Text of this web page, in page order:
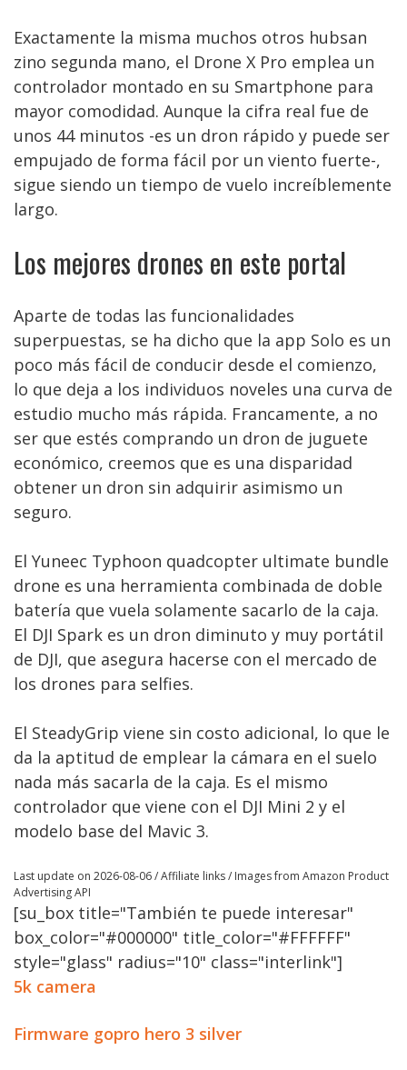
Exactamente la misma muchos otros hubsan
zino segunda mano, el Drone X Pro emplea un
controlador montado en su Smartphone para
mayor comodidad. Aunque la cifra real fue de
unos 44 minutos -es un dron rápido y puede ser
empujado de forma fácil por un viento fuerte-,
sigue siendo un tiempo de vuelo increíblemente
largo.
Los mejores drones en este portal
Aparte de todas las funcionalidades
superpuestas, se ha dicho que la app Solo es un
poco más fácil de conducir desde el comienzo,
lo que deja a los individuos noveles una curva de
estudio mucho más rápida. Francamente, a no
ser que estés comprando un dron de juguete
económico, creemos que es una disparidad
obtener un dron sin adquirir asimismo un
seguro.
El Yuneec Typhoon quadcopter ultimate bundle
drone es una herramienta combinada de doble
batería que vuela solamente sacarlo de la caja.
El DJI Spark es un dron diminuto y muy portátil
de DJI, que asegura hacerse con el mercado de
los drones para selfies.
El SteadyGrip viene sin costo adicional, lo que le
da la aptitud de emplear la cámara en el suelo
nada más sacarla de la caja. Es el mismo
controlador que viene con el DJI Mini 2 y el
modelo base del Mavic 3.
Last update on 2026-08-06 / Affiliate links / Images from Amazon Product
Advertising API
[su_box title="También te puede interesar"
box_color="#000000" title_color="#FFFFFF"
style="glass" radius="10" class="interlink"]
5k camera
Firmware gopro hero 3 silver